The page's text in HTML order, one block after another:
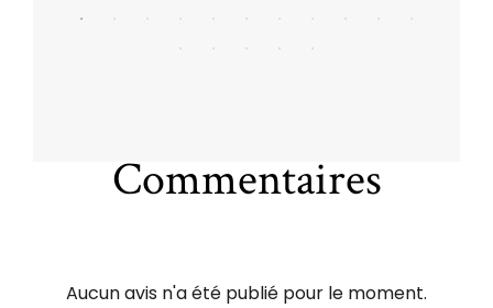
Commentaires
Aucun avis n'a été publié pour le moment.